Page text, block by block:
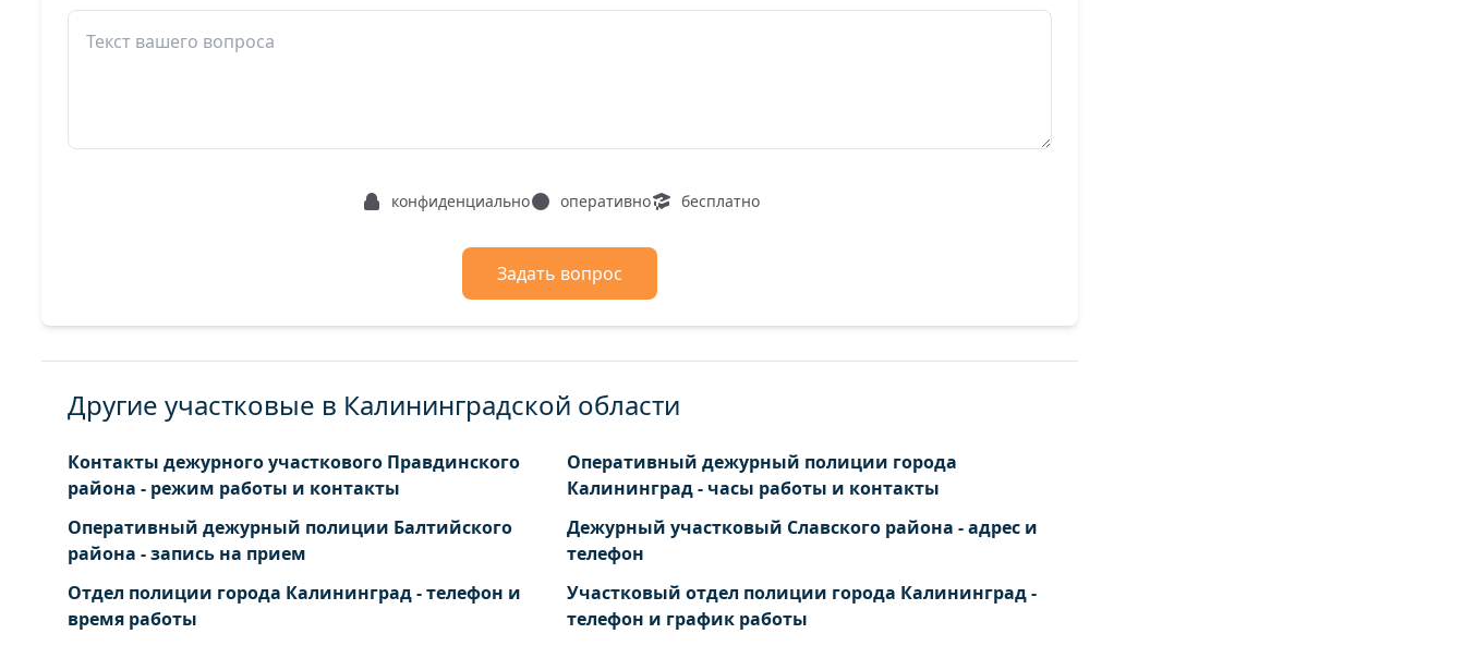
Новостроево поселок
Чайкино поселок
конфиденциально оперативно бесплатно
Задать вопрос
Другие участковые в Калининградской области
Контакты дежурного участкового Правдинского
района - режим работы и контакты
Оперативный дежурный полиции города
Калининград - часы работы и контакты
Оперативный дежурный полиции Балтийского
района - запись на прием
Дежурный участковый Славского района - адрес и
телефон
Отдел полиции города Калининград - телефон и
время работы
Участковый отдел полиции города Калининград -
телефон и график работы